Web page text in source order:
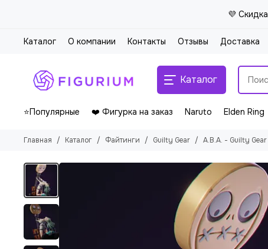
💜
Каталог О компании Контакты Отзывы Доставка
Каталог
⭐Популярные ❤️ Фигурка на заказ Naruto Elden Ring
Главная Каталог Файтинги Guilty Gear A.B.A. - Guilty Gear